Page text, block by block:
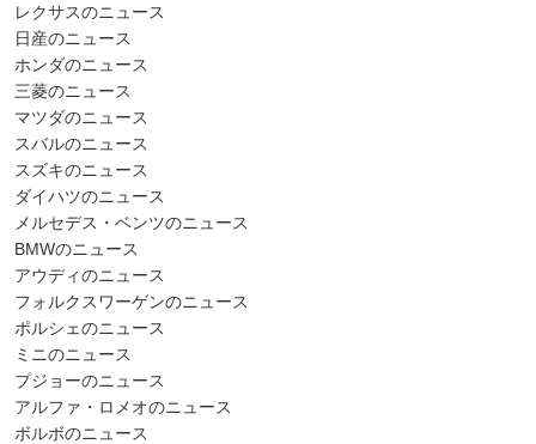
レクサスのニュース
日産のニュース
ホンダのニュース
三菱のニュース
マツダのニュース
スバルのニュース
スズキのニュース
ダイハツのニュース
メルセデス・ベンツのニュース
BMWのニュース
アウディのニュース
フォルクスワーゲンのニュース
ポルシェのニュース
ミニのニュース
プジョーのニュース
アルファ・ロメオのニュース
ボルボのニュース